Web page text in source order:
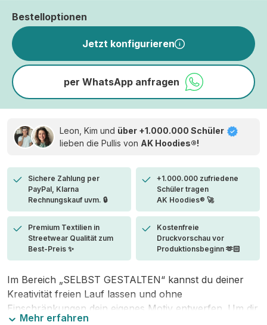
Bestelloptionen
Jetzt konfigurieren
per WhatsApp anfragen
Leon, Kim und über +1.000.000 Schüler
lieben die Pullis von AK Hoodies®!
Sichere Zahlung per
PayPal, Klarna
Rechnungskauf uvm. 🔒
+1.000.000 zufriedene
Schüler tragen
AK Hoodies® 🚀
Premium Textilien in
Streetwear Qualität zum
Best-Preis ✨
Kostenfreie
Druckvorschau vor
Produktionsbeginn 🫶🏻
Im Bereich „SELBST GESTALTEN“ kannst du deiner
Kreativität freien Lauf lassen und ohne
Einschränkungen dein eigenes Motiv entwerfen. Um dir
Mehr erfahren